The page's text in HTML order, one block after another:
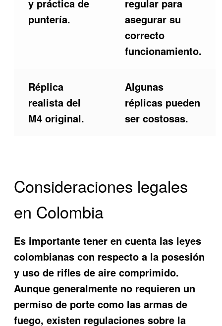
y práctica de
puntería.
regular para
asegurar su
correcto
funcionamiento.
Réplica
realista del
M4 original.
Algunas
réplicas pueden
ser costosas.
Consideraciones legales
en Colombia
Es importante tener en cuenta las leyes
colombianas con respecto a la posesión
y uso de rifles de aire comprimido.
Aunque generalmente no requieren un
permiso de porte como las armas de
fuego, existen regulaciones sobre la